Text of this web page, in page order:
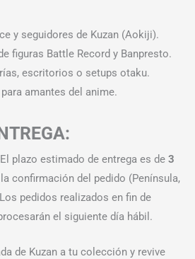
y seguidores de Kuzan (Aokiji).
figuras Battle Record y Banpresto.
escritorios o setups otaku.
amantes del anime.
plazo estimado de entrega es de 3
confirmación del pedido (Península,
pedidos realizados en fin de
el siguiente día hábil.
de Kuzan a tu colección y revive